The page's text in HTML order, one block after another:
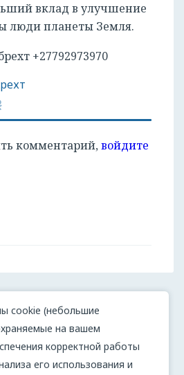
вклад в улучшение
люди планеты Земля.
+27792973970
комментарий,войдите
cookie (небольшие
на вашем
корректной работы
его использования и